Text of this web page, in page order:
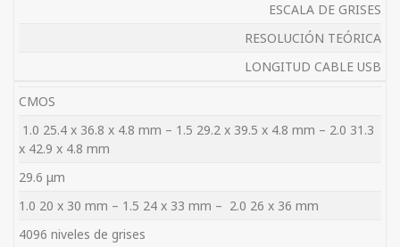
ESCALA DE GRISES
RESOLUCIÓN TEÓRICA
LONGITUD CABLE USB
CMOS
1.0 25.4 x 36.8 x 4.8 mm – 1.5 29.2 x 39.5 x 4.8 mm – 2.0 31.3
x 42.9 x 4.8 mm
29.6 μm
1.0 20 x 30 mm – 1.5 24 x 33 mm – 2.0 26 x 36 mm
4096 niveles de grises